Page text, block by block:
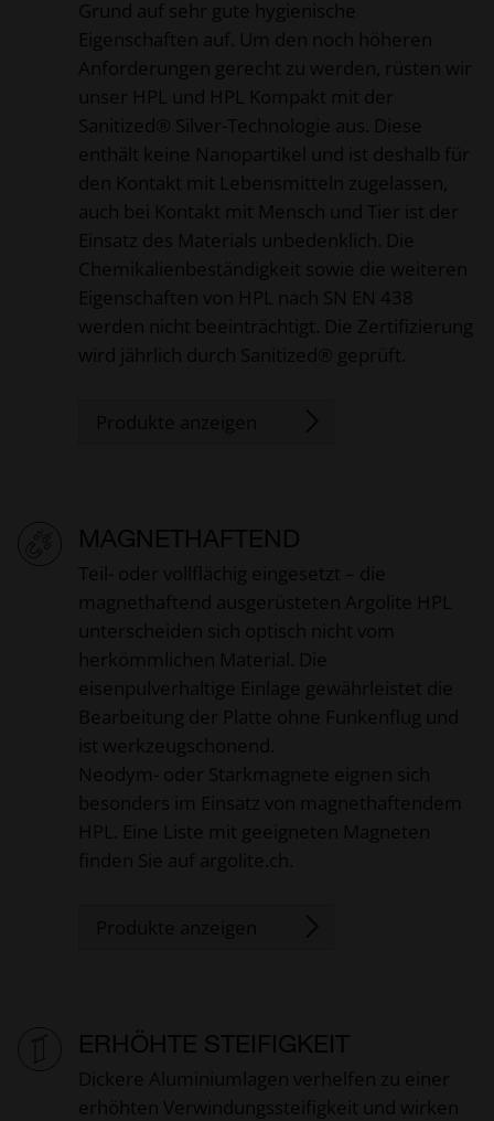
Grund auf sehr gute hygienische
Eigenschaften auf. Um den noch höheren
Anforderungen gerecht zu werden, rüsten wir
unser HPL und HPL Kompakt mit der
Sanitized® Silver-Technologie aus. Diese
enthält keine Nanopartikel und ist deshalb für
den Kontakt mit Lebensmitteln zugelassen,
auch bei Kontakt mit Mensch und Tier ist der
Einsatz des Materials unbedenklich. Die
Chemikalienbeständigkeit sowie die weiteren
Eigenschaften von HPL nach SN EN 438
werden nicht beeinträchtigt. Die Zertifizierung
wird jährlich durch Sanitized® geprüft.
MAGNETHAFTEND
Teil- oder vollflächig eingesetzt – die
magnethaftend ausgerüsteten Argolite HPL
unterscheiden sich optisch nicht vom
herkömmlichen Material. Die
eisenpulverhaltige Einlage gewährleistet die
Bearbeitung der Platte ohne Funkenflug und
ist werkzeugschonend.
Neodym- oder Starkmagnete eignen sich
besonders im Einsatz von magnethaftendem
HPL. Eine Liste mit geeigneten Magneten
finden Sie auf argolite.ch.
ERHÖHTE STEIFIGKEIT
Dickere Aluminiumlagen verhelfen zu einer
erhöhten Verwindungssteifigkeit und wirken